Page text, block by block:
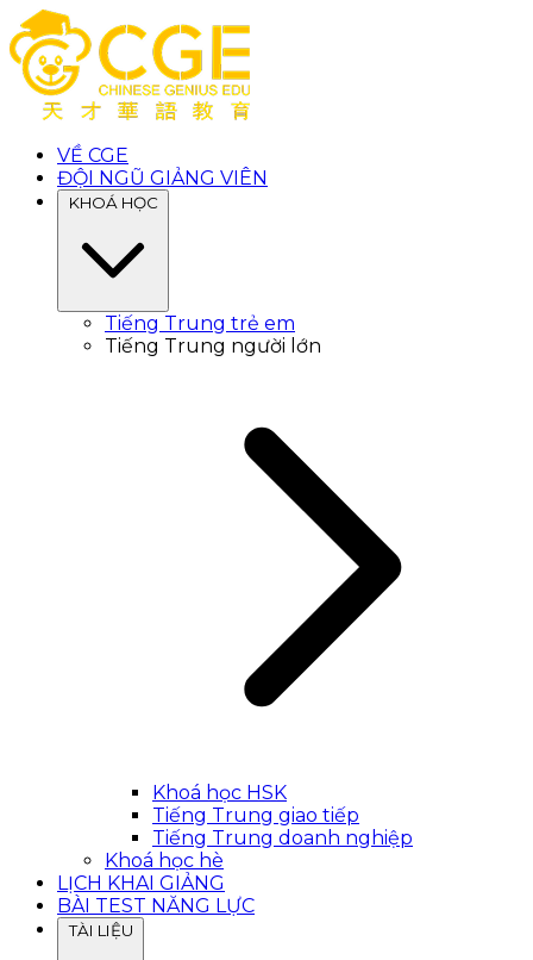
VỀ CGE
ĐỘI NGŨ GIẢNG VIÊN
KHOÁ HỌC
Tiếng Trung trẻ em
Tiếng Trung người lớn
Khoá học HSK
Tiếng Trung giao tiếp
Tiếng Trung doanh nghiệp
Khoá học hè
LỊCH KHAI GIẢNG
BÀI TEST NĂNG LỰC
TÀI LIỆU